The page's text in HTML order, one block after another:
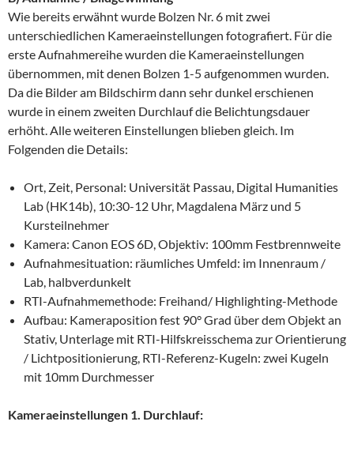
Wie bereits erwähnt wurde Bolzen Nr. 6 mit zwei
unterschiedlichen Kameraeinstellungen fotografiert. Für die
erste Aufnahmereihe wurden die Kameraeinstellungen
übernommen, mit denen Bolzen 1-5 aufgenommen wurden.
Da die Bilder am Bildschirm dann sehr dunkel erschienen
wurde in einem zweiten Durchlauf die Belichtungsdauer
erhöht. Alle weiteren Einstellungen blieben gleich. Im
Folgenden die Details:
Ort, Zeit, Personal: Universität Passau, Digital Humanities
Lab (HK14b), 10:30-12 Uhr, Magdalena März und 5
Kursteilnehmer
Kamera: Canon EOS 6D, Objektiv: 100mm Festbrennweite
Aufnahmesituation: räumliches Umfeld: im Innenraum /
Lab, halbverdunkelt
RTI-Aufnahmemethode: Freihand/ Highlighting-Methode
Aufbau: Kameraposition fest 90° Grad über dem Objekt an
Stativ, Unterlage mit RTI-Hilfskreisschema zur Orientierung
/ Lichtpositionierung, RTI-Referenz-Kugeln: zwei Kugeln
mit 10mm Durchmesser
Kameraeinstellungen 1. Durchlauf: